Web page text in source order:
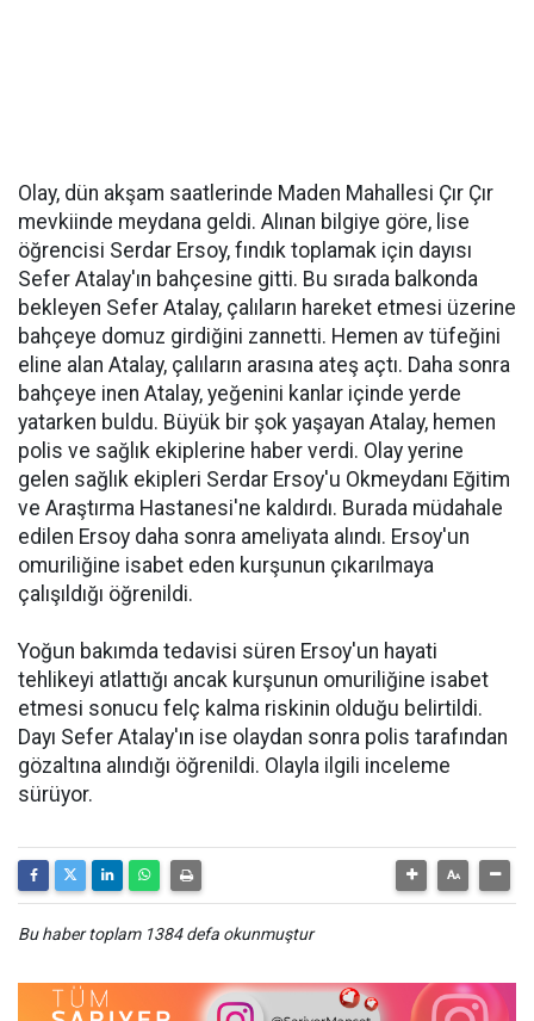
Olay, dün akşam saatlerinde Maden Mahallesi Çır Çır
mevkiinde meydana geldi. Alınan bilgiye göre, lise
öğrencisi Serdar Ersoy, fındık toplamak için dayısı
Sefer Atalay'ın bahçesine gitti. Bu sırada balkonda
bekleyen Sefer Atalay, çalıların hareket etmesi üzerine
bahçeye domuz girdiğini zannetti. Hemen av tüfeğini
eline alan Atalay, çalıların arasına ateş açtı. Daha sonra
bahçeye inen Atalay, yeğenini kanlar içinde yerde
yatarken buldu. Büyük bir şok yaşayan Atalay, hemen
polis ve sağlık ekiplerine haber verdi. Olay yerine
gelen sağlık ekipleri Serdar Ersoy'u Okmeydanı Eğitim
ve Araştırma Hastanesi'ne kaldırdı. Burada müdahale
edilen Ersoy daha sonra ameliyata alındı. Ersoy'un
omuriliğine isabet eden kurşunun çıkarılmaya
çalışıldığı öğrenildi.
Yoğun bakımda tedavisi süren Ersoy'un hayati
tehlikeyi atlattığı ancak kurşunun omuriliğine isabet
etmesi sonucu felç kalma riskinin olduğu belirtildi.
Dayı Sefer Atalay'ın ise olaydan sonra polis tarafından
gözaltına alındığı öğrenildi. Olayla ilgili inceleme
sürüyor.
Bu haber toplam 1384 defa okunmuştur